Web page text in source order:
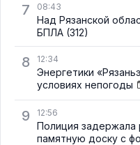
7 08:43
Над Рязанской
БПЛА (312)
8 12:34
Энергетики
условиях непогоды
9 12:56
Полиция задержала
памятную доску с